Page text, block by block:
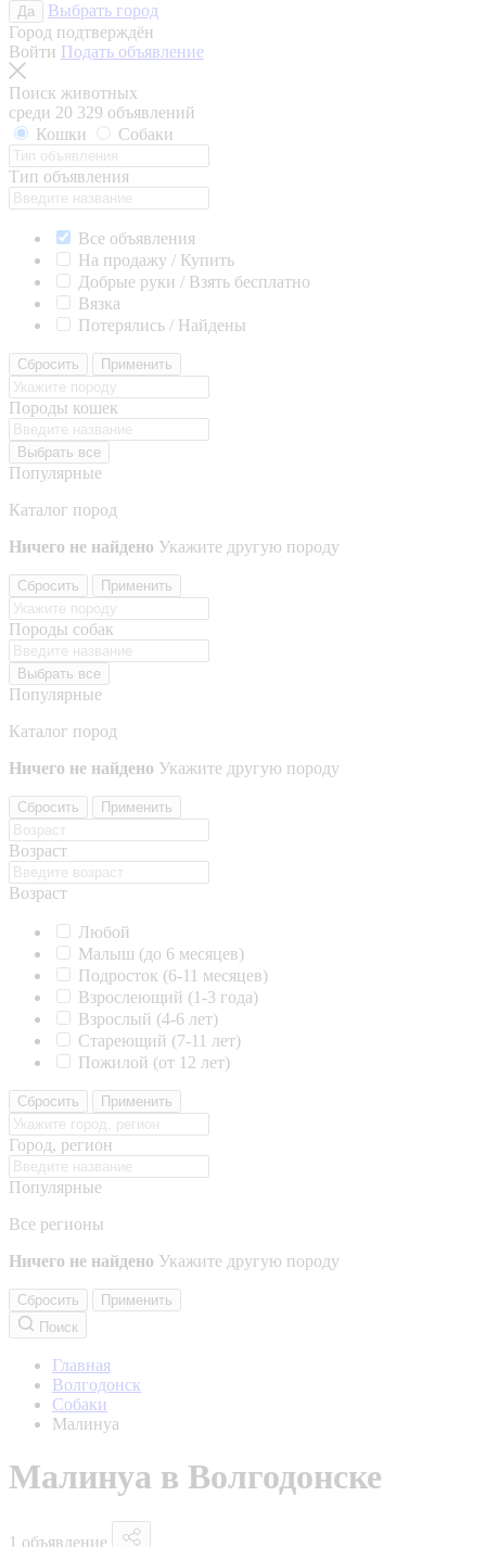
Да
Выбрать город
Город подтверждён
Войти Подать объявление
Поиск животных
среди 20 329 объявлений
Кошки
Собаки
Тип объявления
Все объявления
На продажу / Купить
Добрые руки / Взять бесплатно
Вязка
Потерялись / Найдены
Сбросить Применить
Породы кошек
Выбрать все
Популярные
Каталог пород
Ничего не найдено Укажите другую породу
Сбросить Применить
Породы собак
Выбрать все
Популярные
Каталог пород
Ничего не найдено Укажите другую породу
Сбросить Применить
Возраст
Возраст
Любой
Малыш (до 6 месяцев)
Подросток (6-11 месяцев)
Взрослеющий (1-3 года)
Взрослый (4-6 лет)
Стареющий (7-11 лет)
Пожилой (от 12 лет)
Сбросить Применить
Город, регион
Популярные
Все регионы
Ничего не найдено Укажите другую породу
Сбросить
Применить
Поиск
Главная
Волгодонск
Собаки
Малинуа
Малинуа в Волгодонске
1 объявление